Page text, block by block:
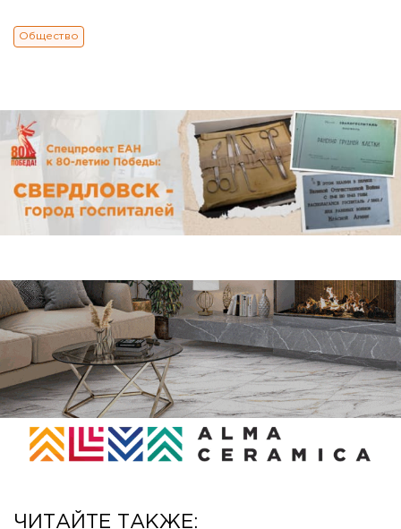
Общество
ЧИТАЙТЕ ТАКЖЕ: